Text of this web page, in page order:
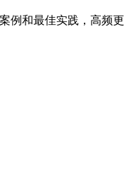
例和最佳实践，高频更